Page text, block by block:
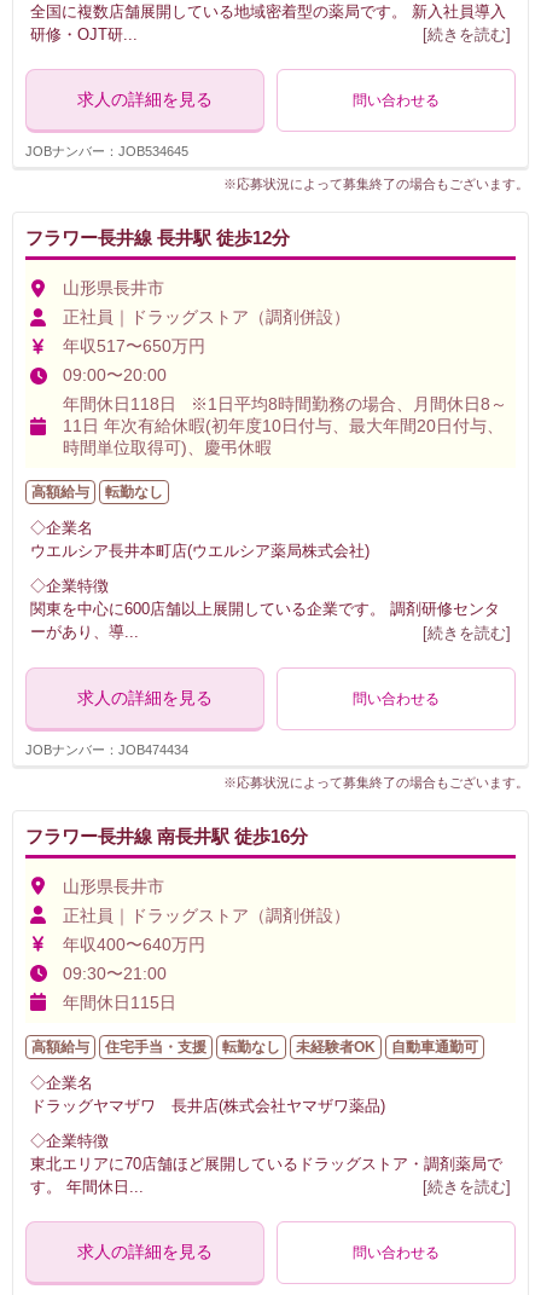
全国に複数店舗展開している地域密着型の薬局です。 新入社員導入
研修・OJT研
[続きを読む]
求人の詳細を見る 問い合わせる
JOBナンバー：JOB534645
※応募状況によって募集終了の場合もございます。
フラワー長井線 長井駅 徒歩12分
山形県長井市
正社員｜ドラッグストア（調剤併設）
年収517〜650万円
09:00〜20:00
年間休日118日 ※1日平均8時間勤務の場合、月間休日8～
11日 年次有給休暇(初年度10日付与、最大年間20日付与、
時間単位取得可)、慶弔休暇
高額給与 転勤なし
◇企業名
ウエルシア長井本町店(ウエルシア薬局株式会社)
◇企業特徴
関東を中心に600店舗以上展開している企業です。 調剤研修センタ
ーがあり、導... [続きを読む]
求人の詳細を見る 問い合わせる
JOBナンバー：JOB474434
※応募状況によって募集終了の場合もございます。
フラワー長井線 南長井駅 徒歩16分
山形県長井市
正社員｜ドラッグストア（調剤併設）
年収400〜640万円
09:30〜21:00
年間休日115日
高額給与 住宅手当・支援 転勤なし 未経験者OK 自動車通勤可
◇企業名
ドラッグヤマザワ 長井店(株式会社ヤマザワ薬品)
◇企業特徴
東北エリアに70店舗ほど展開しているドラッグストア・調剤薬局で
す。 年間休日
[続きを読む]
求人の詳細を見る 問い合わせる